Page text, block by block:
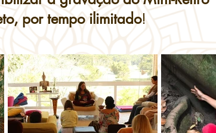
por tempo ilimitado!